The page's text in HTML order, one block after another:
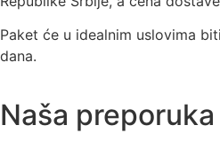
Paket će u idealnim uslovima
dana.
Naša preporuka